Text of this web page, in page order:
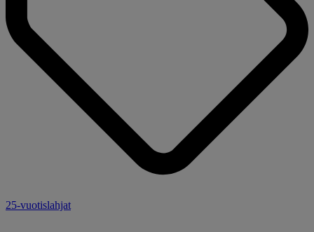
25-vuotislahjat